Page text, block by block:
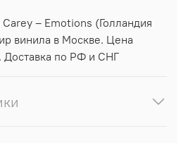
‎– Emotions (Голландия
винила в Москве. Цена
Доставка по РФ и СНГ